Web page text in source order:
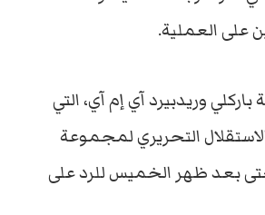
العملية.
باركلي وريدبيرد آي إم آي، التي
التحريري لمجموعة
بعد ظهر الخميس للرد على